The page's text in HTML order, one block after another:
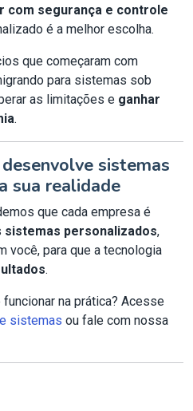
com segurança e controle
é a melhor escolha.
que começaram com
para sistemas sob
as limitações e ganhar
.
sistemas
sua realidade
que cada empresa é
sistemas personalizados,
você, para que a tecnologia
.
na prática? Acesse
sistemas ou fale com nossa